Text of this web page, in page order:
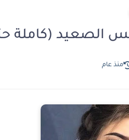
الصعيد (كاملة
منذ عام